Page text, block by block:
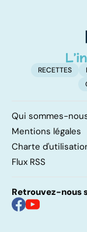
RECETTES
Qui sommes-
Mentions légales
Charte
Flux RSS
Retrouvez-nous